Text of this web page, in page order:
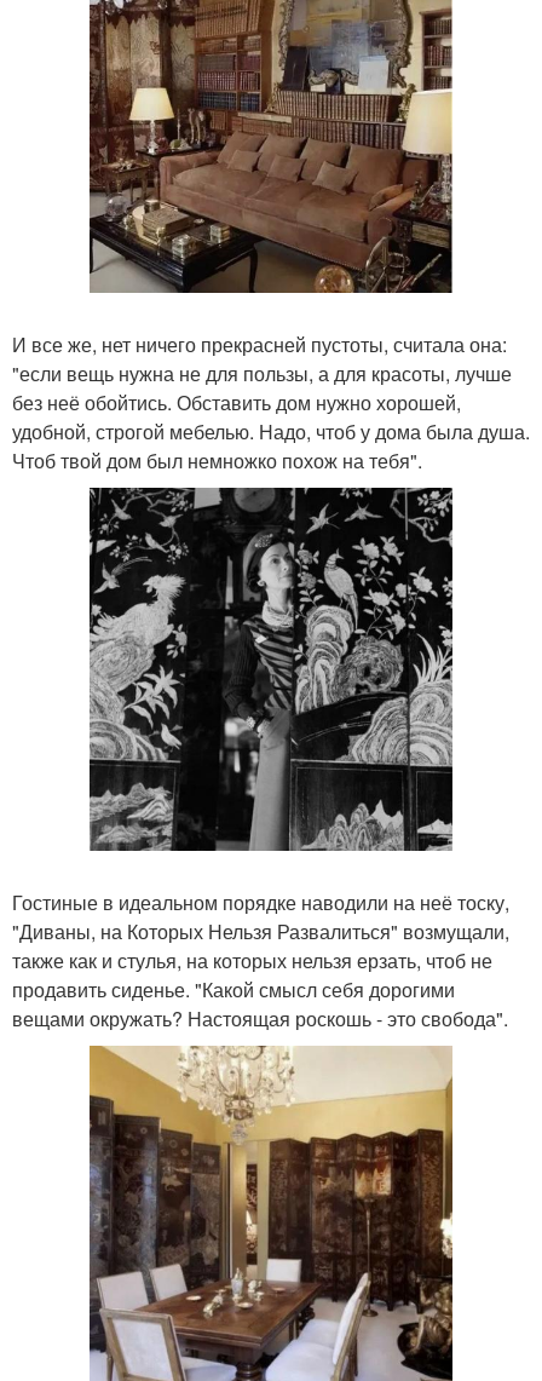
И все же, нет ничего прекрасней пустоты, считала она:
"если вещь нужна не для пользы, а для красоты, лучше
без неё обойтись. Обставить дом нужно хорошей,
удобной, строгой мебелью. Надо, чтоб у дома была душа.
Чтоб твой дом был немножко похож на тебя".
Гостиные в идеальном порядке наводили на неё тоску,
"Диваны, на Которых Нельзя Развалиться" возмущали,
также как и стулья, на которых нельзя ерзать, чтоб не
продавить сиденье. "Какой смысл себя дорогими
вещами окружать? Настоящая роскошь - это свобода".